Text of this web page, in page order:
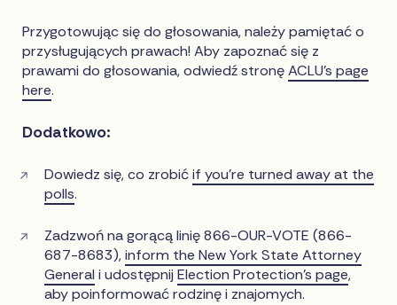
Przygotowując się do głosowania, należy pamiętać o
przysługujących prawach! Aby zapoznać się z
prawami do głosowania, odwiedź stronęACLU’s page
here.
Dodatkowo:
Dowiedz się, co zrobićif you’re turned away at the
polls.
Zadzwoń na gorącą linię 866-OUR-VOTE (866-
687-8683),inform the New York State Attorney
Generali udostępnijElection Protection’s page,
aby poinformować rodzinę i znajomych.